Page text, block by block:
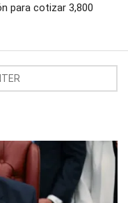
para cotizar 3,800